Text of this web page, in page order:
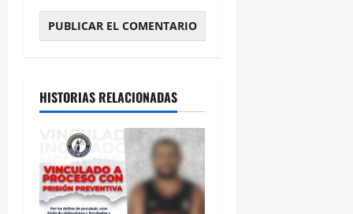
HISTORIAS RELACIONADAS